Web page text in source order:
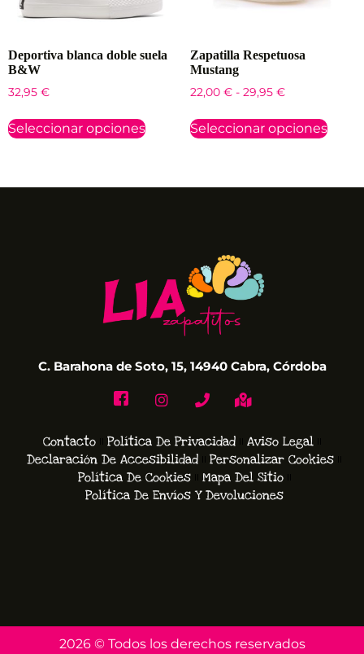
Deportiva blanca doble suela
B&W
32,95 €
Seleccionar opciones
Zapatilla Respetuosa
Mustang
22,00 € - 29,95 €
Seleccionar opciones
C. Barahona de Soto, 15, 14940 Cabra, Córdoba
Contacto Política De Privacidad
Aviso Legal
Declaración De Accesibilidad
Personalizar Cookies
Política De Cookies
Mapa Del Sitio
Política De Envíos Y Devoluciones
2026 © Todos los derechos reservados